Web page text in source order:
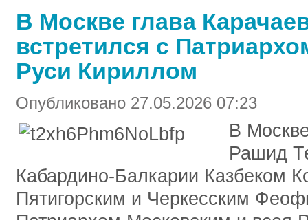
В Москве глава
встретился с
Руси Кириллом
Опубликовано 27.05.2026 07:23
В
Рашид
Кабардино-Балкарии Казбеком
Пятигорским и Черкесским